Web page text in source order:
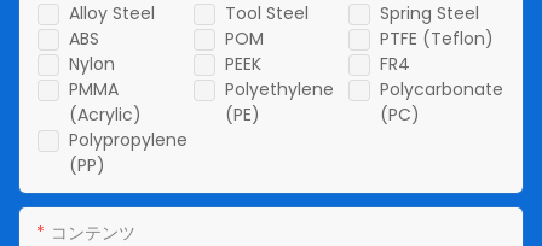
Alloy Steel
Tool Steel
Spring Steel
ABS
POM
PTFE (Teflon)
Nylon
PEEK
FR4
PMMA
(Acrylic)
Polyethylene
(PE)
Polycarbonate
(PC)
Polypropylene
(PP)
コンテンツ